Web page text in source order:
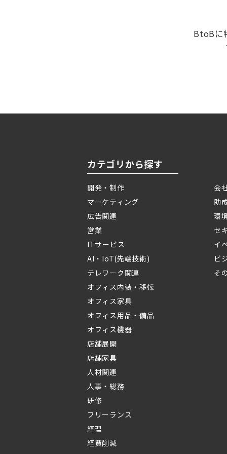
BtoBに
カテゴリから探す
開発・制作
マーケティング
広告関連
営業
ITサービス
AI・IoT(先端技術)
テレワーク関連
オフィス内装・移転
オフィス家具
オフィス用品・備品
オフィス機器
店舗展開
店舗家具
人材関連
人事・総務
研修
フリーランス
経理
経費削減
会
助
環
セ
イ
ビ
そ